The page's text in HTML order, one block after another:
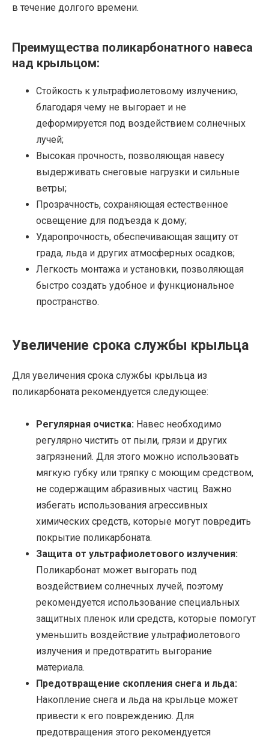
в течение долгого времени.
Преимущества поликарбонатного навеса
над крыльцом:
Стойкость к ультрафиолетовому излучению,
благодаря чему не выгорает и не
деформируется под воздействием солнечных
лучей;
Высокая прочность, позволяющая навесу
выдерживать снеговые нагрузки и сильные
ветры;
Прозрачность, сохраняющая естественное
освещение для подъезда к дому;
Ударопрочность, обеспечивающая защиту от
града, льда и других атмосферных осадков;
Легкость монтажа и установки, позволяющая
быстро создать удобное и функциональное
пространство.
Увеличение срока службы крыльца
Для увеличения срока службы крыльца из
поликарбоната рекомендуется следующее:
Регулярная очистка: Навес необходимо
регулярно чистить от пыли, грязи и других
загрязнений. Для этого можно использовать
мягкую губку или тряпку с моющим средством,
не содержащим абразивных частиц. Важно
избегать использования агрессивных
химических средств, которые могут повредить
покрытие поликарбоната.
Защита от ультрафиолетового излучения:
Поликарбонат может выгорать под
воздействием солнечных лучей, поэтому
рекомендуется использование специальных
защитных пленок или средств, которые помогут
уменьшить воздействие ультрафиолетового
излучения и предотвратить выгорание
материала.
Предотвращение скопления снега и льда:
Накопление снега и льда на крыльце может
привести к его повреждению. Для
предотвращения этого рекомендуется